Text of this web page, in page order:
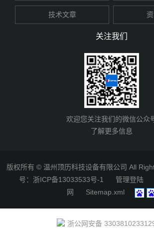
技术文章
关注我们
欢迎您关注我们的微信公众
了解更多信息
版权所有 © 温州顶历科技设备有限公司 All
号：浙ICP备13033533号-1
管理登陆技
网
Sitemap.xml
浙公网安备